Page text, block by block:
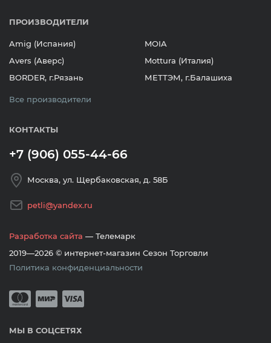
ПРОИЗВОДИТЕЛИ
Amig (Испания)
Avers (Аверс)
BORDER, г.Рязань
MOIA
Mottura (Италия)
МЕТТЭМ, г.Балашиха
Все производители
КОНТАКТЫ
+7 (906) 055-44-66
Москва, ул. Щербаковская, д. 58Б
petli@yandex.ru
Разработка сайта — Телемарк
2019—2026 © интернет-магазин Сезон Торговли
Политика конфиденциальности
Принимается оплата банковскими
МЫ В СОЦСЕТЯХ